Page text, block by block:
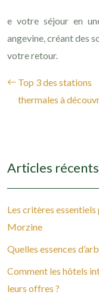
e votre séjour en
angevine, créant des
votre retour.
Top 3 des stations
thermales à
Articles récents
Les critères
Morzine
Quelles essences
Comment les hôtels
leurs offres ?